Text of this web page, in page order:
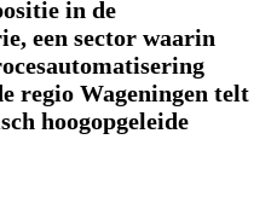
in de
een sector waarin
regio Wageningen telt
hoogopgeleide